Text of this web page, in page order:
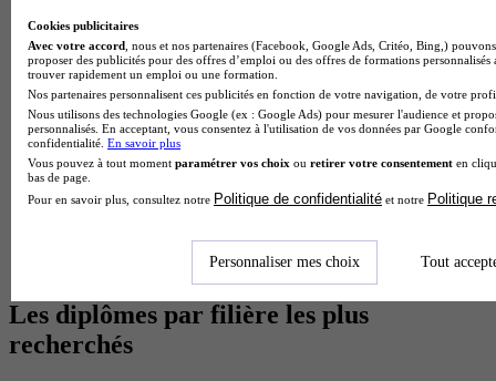
BTS Sam en alternance
Cap Fleuriste en alternance
BTS Sio en alternance
MSc Marketing Digital en alternance
BTS Gpme en alternance
Cap Electricien en alternance
BTS Gpn en alternance
BTS Domotique en alternance
BAC Pro Agora en alternance
BTS Sta en alternance
BTS Tpl en alternance
Les diplômes par filière les plus
recherchés
Cookies publicitaires
Avec votre accord , nous et nos partenaires (Facebook, Google Ads, Critéo, Bing,)
proposer des publicités pour des offres d’emploi ou des offres de formations
trouver rapidement un emploi ou une formation.
Nos partenaires personnalisent ces publicités en fonction de votre navigation, de votre
Nous utilisons des technologies Google (ex : Google Ads) pour mesurer l'audience et
personnalisés. En acceptant, vous consentez à l'utilisation de vos données par Google
confidentialité. En savoir plus
Vous pouvez à tout moment paramétrer vos choix ou retirer votre consentement en
bas de page.
Pour en savoir plus, consultez notre Politique de confidentialité et notre Politique
Personnaliser mes choix Tout